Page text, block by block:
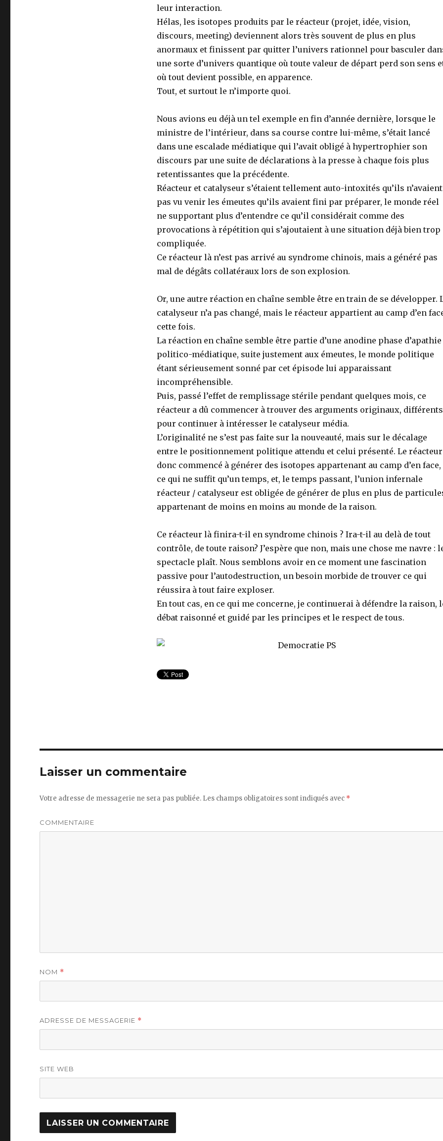
leur interaction.
Hélas, les isotopes produits par le réacteur (projet, idée, vision,
discours, meeting) deviennent alors très souvent de plus en plus
anormaux et finissent par quitter l’univers rationnel pour basculer
une sorte d’univers quantique où toute valeur de départ perd son sens
où tout devient possible, en apparence.
Tout, et surtout le n’importe quoi.
Nous avions eu déjà un tel exemple en fin d’année dernière, lorsque le
ministre de l’intérieur, dans sa course contre lui-même, s’était lancé
dans une escalade médiatique qui l’avait obligé à hypertrophier son
discours par une suite de déclarations à la presse à chaque fois plus
retentissantes que la précédente.
Réacteur et catalyseur s’étaient tellement auto-intoxités qu’ils n’avaient
pas vu venir les émeutes qu’ils avaient fini par préparer, le monde réel
ne supportant plus d’entendre ce qu’il considérait comme des
provocations à répétition qui s’ajoutaient à une situation déjà bien trop
compliquée.
Ce réacteur là n’est pas arrivé au syndrome chinois, mais a généré pas
mal de dégâts collatéraux lors de son explosion.
Or, une autre réaction en chaîne semble être en train de se développer.
catalyseur n’a pas changé, mais le réacteur appartient au camp d’en
cette fois.
La réaction en chaîne semble être partie d’une anodine phase d’apathie
politico-médiatique, suite justement aux émeutes, le monde politique
étant sérieusement sonné par cet épisode lui apparaissant
incompréhensible.
Puis, passé l’effet de remplissage stérile pendant quelques mois, ce
réacteur a dû commencer à trouver des arguments originaux,
pour continuer à intéresser le catalyseur média.
L’originalité ne s’est pas faite sur la nouveauté, mais sur le décalage
entre le positionnement politique attendu et celui présenté. Le réacteur
donc commencé à générer des isotopes appartenant au camp d’en face,
ce qui ne suffit qu’un temps, et, le temps passant, l’union infernale
réacteur / catalyseur est obligée de générer de plus en plus de
appartenant de moins en moins au monde de la raison.
Ce réacteur là finira-t-il en syndrome chinois ? Ira-t-il au delà de tout
contrôle, de toute raison? J’espère que non, mais une chose me navre :
spectacle plaît. Nous semblons avoir en ce moment une fascination
passive pour l’autodestruction, un besoin morbide de trouver ce qui
réussira à tout faire exploser.
En tout cas, en ce qui me concerne, je continuerai à défendre la raison,
débat raisonné et guidé par les principes et le respect de tous.
Laisser un commentaire
Votre adresse de messagerie ne sera pas publiée. Les champs obligatoires sont indiqués avec *
COMMENTAIRE
NOM *
ADRESSE DE MESSAGERIE *
SITE WEB